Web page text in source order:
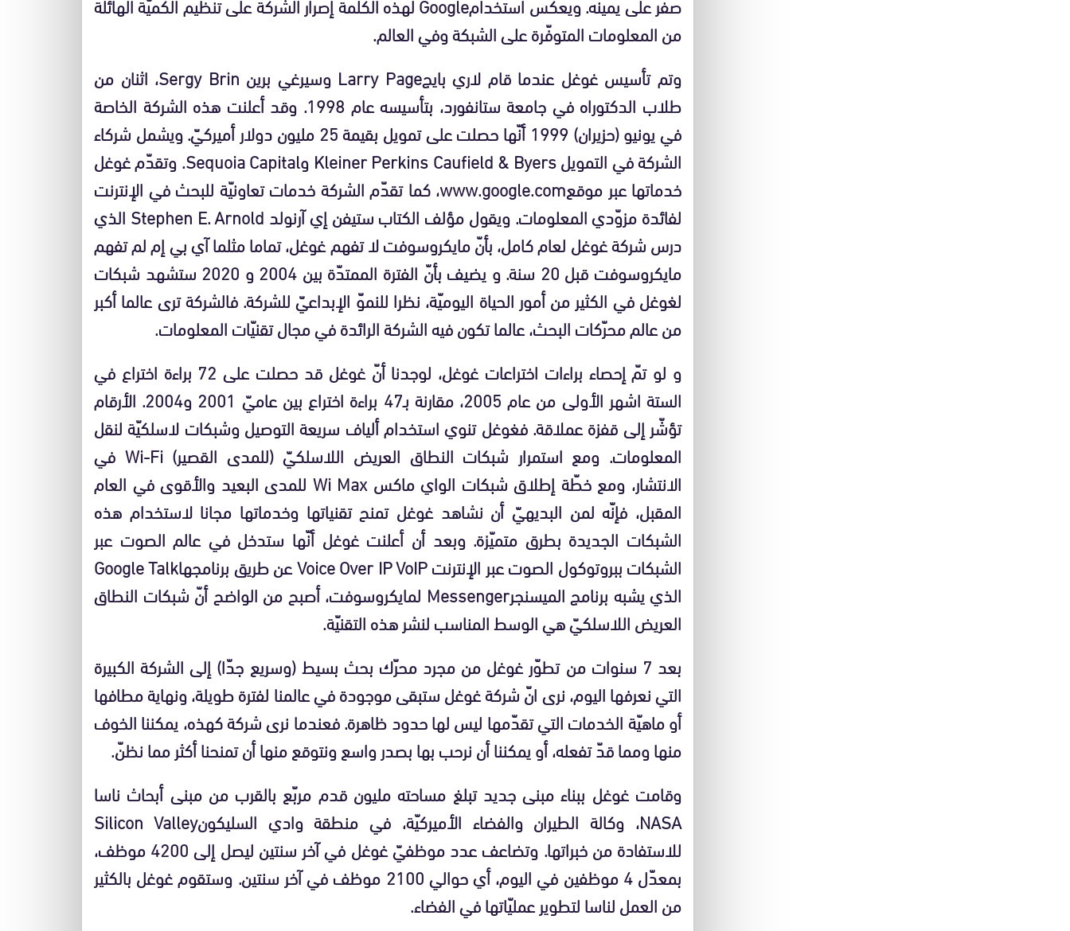
من المعلومات المتوفّرة على الشبكة وفي العالم.
وتم تأسيس غوغل عندما قام لاري بايجLarry Page وسيرغي برين Sergy Brin، اثنان من
طلاب الدكتوراه في جامعة ستانفورد، بتأسيسه عام 1998. وقد أعلنت هذه الشركة الخاصة
في يونيو (حزيران) 1999 أنّها حصلت على تمويل بقيمة 25 مليون دولار أميركيّ. ويشمل شركاء
الشركة في التمويل Kleiner Perkins Caufield & Byers وSequoia Capital. وتقدّم غوغل
خدماتها عبر موقعwww.google.com، كما تقدّم الشركة خدمات تعاونيّة للبحث في الإنترنت
لفائدة مزوّدي المعلومات. ويقول مؤلف الكتاب ستيفن إي آرنولد Stephen E. Arnold الذي
درس شركة غوغل لعام كامل، بأنّ مايكروسوفت لا تفهم غوغل، تماما مثلما آي بي إم لم تفهم
مايكروسوفت قبل 20 سنة. و يضيف بأنّ الفترة الممتدّة بين 2004 و 2020 ستشهد شبكات
لغوغل في الكثير من أمور الحياة اليوميّة، نظرا للنموّ الإبداعيّ للشركة. فالشركة ترى عالما أكبر
من عالم محرّكات البحث، عالما تكون فيه الشركة الرائدة في مجال تقنيّات المعلومات.
و لو تمّ إحصاء براءات اختراعات غوغل، لوجدنا أنّ غوغل قد حصلت على 72 براءة اختراع في
الستة اشهر الأولى من عام 2005، مقارنة بـ47 براءة اختراع بين عاميّ 2001 و2004. الأرقام
تؤشّر إلى قفزة عملاقة. فغوغل تنوي استخدام ألياف سريعة التوصيل وشبكات لاسلكيّة لنقل
المعلومات. ومع استمرار شبكات النطاق العريض اللاسلكيّ (للمدى القصير) Wi-Fi في
الانتشار، ومع خطّة إطلاق شبكات الواي ماكس Wi Max للمدى البعيد والأقوى في العام
المقبل، فإنّه لمن البديهيّ أن نشاهد غوغل تمنح تقنياتها وخدماتها مجانا لاستخدام هذه
الشبكات الجديدة بطرق متميّزة. وبعد أن أعلنت غوغل أنّها ستدخل في عالم الصوت عبر
الشبكات ببروتوكول الصوت عبر الإنترنت Voice Over IP VoIP عن طريق برنامجهاGoogle Talk
الذي يشبه برنامج الميسنجرMessenger لمايكروسوفت، أصبح من الواضح أنّ شبكات النطاق
العريض اللاسلكيّ هي الوسط المناسب لنشر هذه التقنيّة.
بعد 7 سنوات من تطوّر غوغل من مجرد محرّك بحث بسيط (وسريع جدّا) إلى الشركة الكبيرة
التي نعرفها اليوم، نرى انّ شركة غوغل ستبقى موجودة في عالمنا لفترة طويلة، ونهاية مطافها
أو ماهيّة الخدمات التي تقدّمها ليس لها حدود ظاهرة. فعندما نرى شركة كهذه، يمكننا الخوف
منها ومما قدّ تفعله، أو يمكننا أن نرحب بها بصدر واسع ونتوقع منها أن تمنحنا أكثر مما نظنّ.
وقامت غوغل ببناء مبنى جديد تبلغ مساحته مليون قدم مربّع بالقرب من مبنى أبحاث ناسا
NASA، وكالة الطيران والفضاء الأميركيّة، في منطقة وادي السليكونSilicon Valley
للاستفادة من خبراتها. وتضاعف عدد موظفيّ غوغل في آخر سنتين ليصل إلى 4200 موظف،
بمعدّل 4 موظفين في اليوم، أي حوالي 2100 موظف في آخر سنتين. وستقوم غوغل بالكثير
من العمل لناسا لتطوير عمليّاتها في الفضاء.